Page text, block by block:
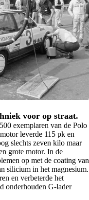
voor op straat.
exemplaren van de Polo
leverde 115 pk en
slechts zeven kilo maar
grote motor. In de
op met de coating van
silicium in het magnesium.
en verbeterde het
onderhouden G-lader